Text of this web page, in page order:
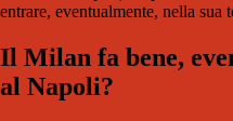
entrare, eventualmente, nella sua
Il Milan fa bene,
al Napoli?